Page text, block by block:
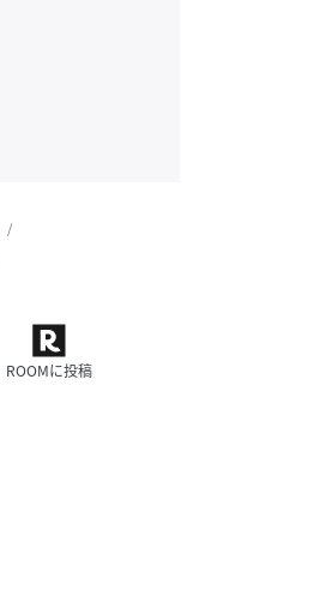
ROOMに投稿